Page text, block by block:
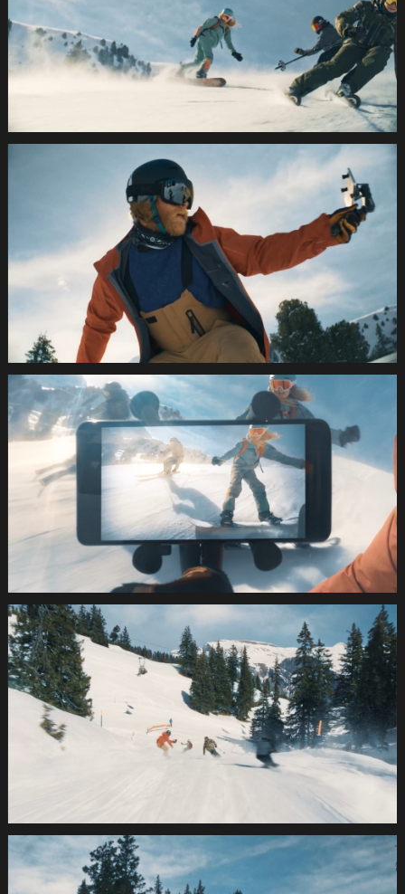
SUVA
Wintersport2021
1.8.1
SUVA
Wintersport2021
1.9.1
SUVA
Wintersport2021
1.10.1